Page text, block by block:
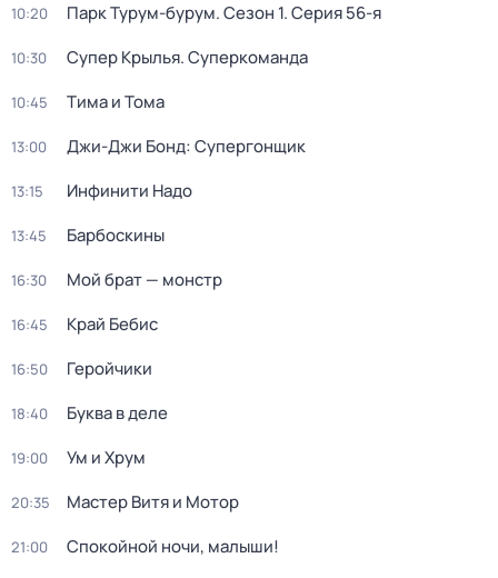
10:20 Парк Турум-бурум. Сезон 1. Серия 56-я
10:30 Супер Крылья. Суперкоманда
10:45 Тима и Тома
13:00 Джи-Джи Бонд: Супергонщик
13:15 Инфинити Надо
13:45 Барбоскины
16:30 Мой брат — монстр
16:45 Край Бебис
16:50 Геройчики
18:40 Буква в деле
19:00 Ум и Хрум
20:35 Мастер Витя и Мотор
21:00 Спокойной ночи, малыши!